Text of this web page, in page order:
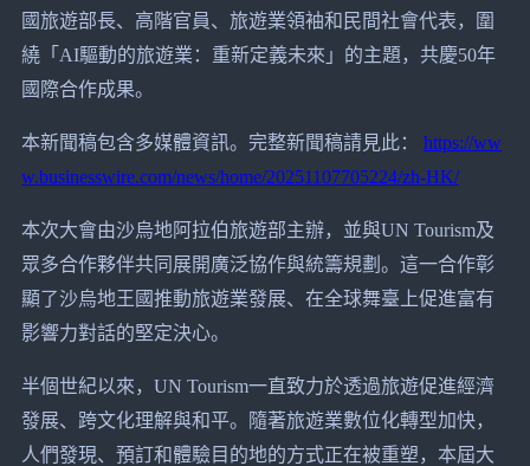
國旅遊部長、高階官員、旅遊業領袖和民間社會代表，圍
繞「AI驅動的旅遊業：重新定義未來」的主題，共慶50年
國際合作成果。
本新聞稿包含多媒體資訊。完整新聞稿請見此： https://ww
w.businesswire.com/news/home/20251107705224/zh-HK/
本次大會由沙烏地阿拉伯旅遊部主辦，並與UN Tourism及
眾多合作夥伴共同展開廣泛協作與統籌規劃。這一合作彰
顯了沙烏地王國推動旅遊業發展、在全球舞臺上促進富有
影響力對話的堅定決心。
半個世紀以來，UN Tourism一直致力於透過旅遊促進經濟
發展、跨文化理解與和平。隨著旅遊業數位化轉型加快，
人們發現、預訂和體驗目的地的方式正在被重塑，本屆大